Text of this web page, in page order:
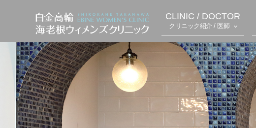
CLINIC / DOCTOR
クリニック紹介 / 医師